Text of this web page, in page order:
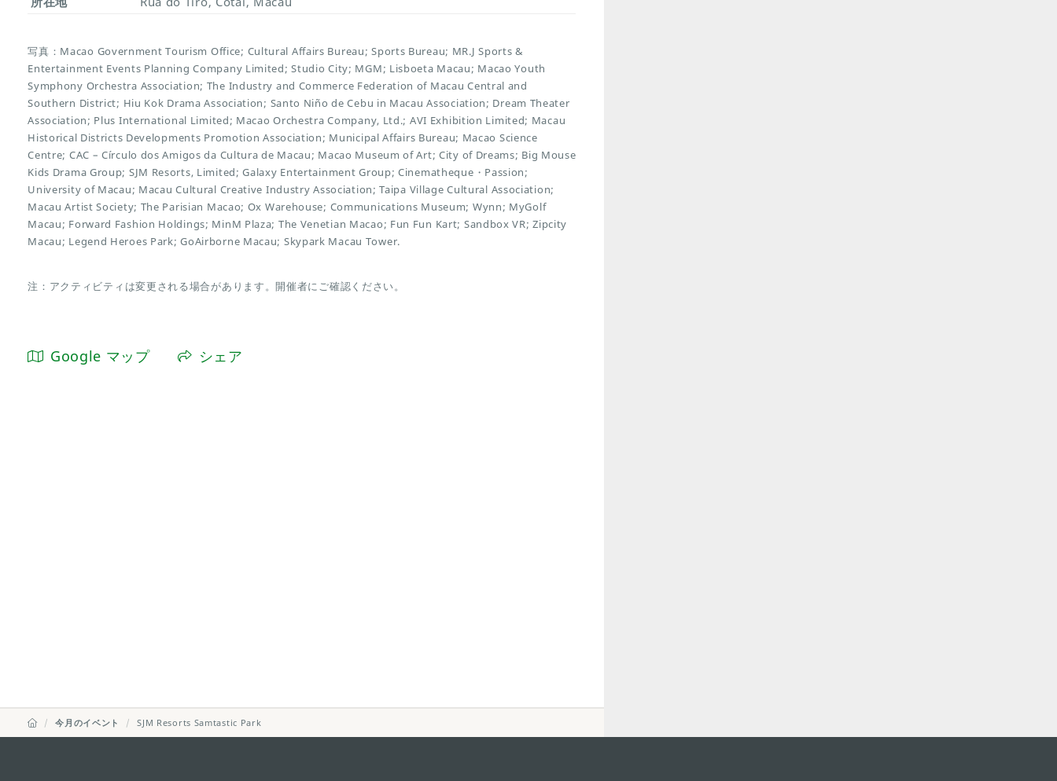
写真：Macao Government Tourism Office; Cultural Affairs Bureau; Sports Bureau; MR.J Sports &
Entertainment Events Planning Company Limited; Studio City; MGM; Lisboeta Macau; Macao Youth
Symphony Orchestra Association; The Industry and Commerce Federation of Macau Central and
Southern District; Hiu Kok Drama Association; Santo Niño de Cebu in Macau Association; Dream Theater
Association; Plus International Limited; Macao Orchestra Company, Ltd.; AVI Exhibition Limited; Macau
Historical Districts Developments Promotion Association; Municipal Affairs Bureau; Macao Science
Centre; CAC – Círculo dos Amigos da Cultura de Macau; Macao Museum of Art; City of Dreams; Big Mouse
Kids Drama Group; SJM Resorts, Limited; Galaxy Entertainment Group; Cinematheque・Passion;
University of Macau; Macau Cultural Creative Industry Association; Taipa Village Cultural Association;
Macau Artist Society; The Parisian Macao; Ox Warehouse; Communications Museum; Wynn; MyGolf
Macau; Forward Fashion Holdings; MinM Plaza; The Venetian Macao; Fun Fun Kart; Sandbox VR; Zipcity
Macau; Legend Heroes Park; GoAirborne Macau; Skypark Macau Tower.
注：アクティビティは変更される場合があります。開催者にご確認ください。
Google マップ シェア
今月のイベント SJM Resorts Samtastic Park